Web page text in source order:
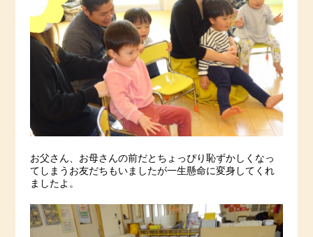
お父さん、お母さんの前だとちょっぴり恥ずかしくなっ
てしまうお友だちもいましたが一生懸命に変身してくれ
ましたよ。